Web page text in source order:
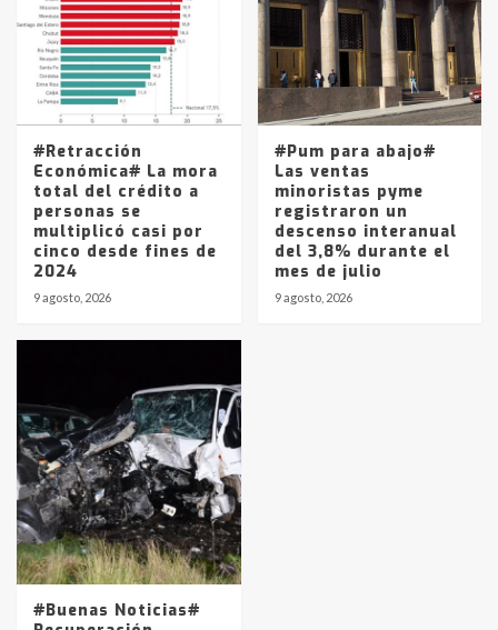
#Retracción
Económica# La mora
total del crédito a
personas se
multiplicó casi por
cinco desde fines de
2024
9 agosto, 2026
#Pum para abajo#
Las ventas
minoristas pyme
registraron un
descenso interanual
del 3,8% durante el
mes de julio
9 agosto, 2026
#Buenas Noticias#